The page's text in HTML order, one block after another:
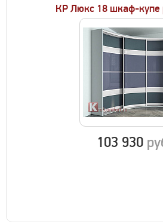
КР Люкс 18 шкаф-купе
103 930